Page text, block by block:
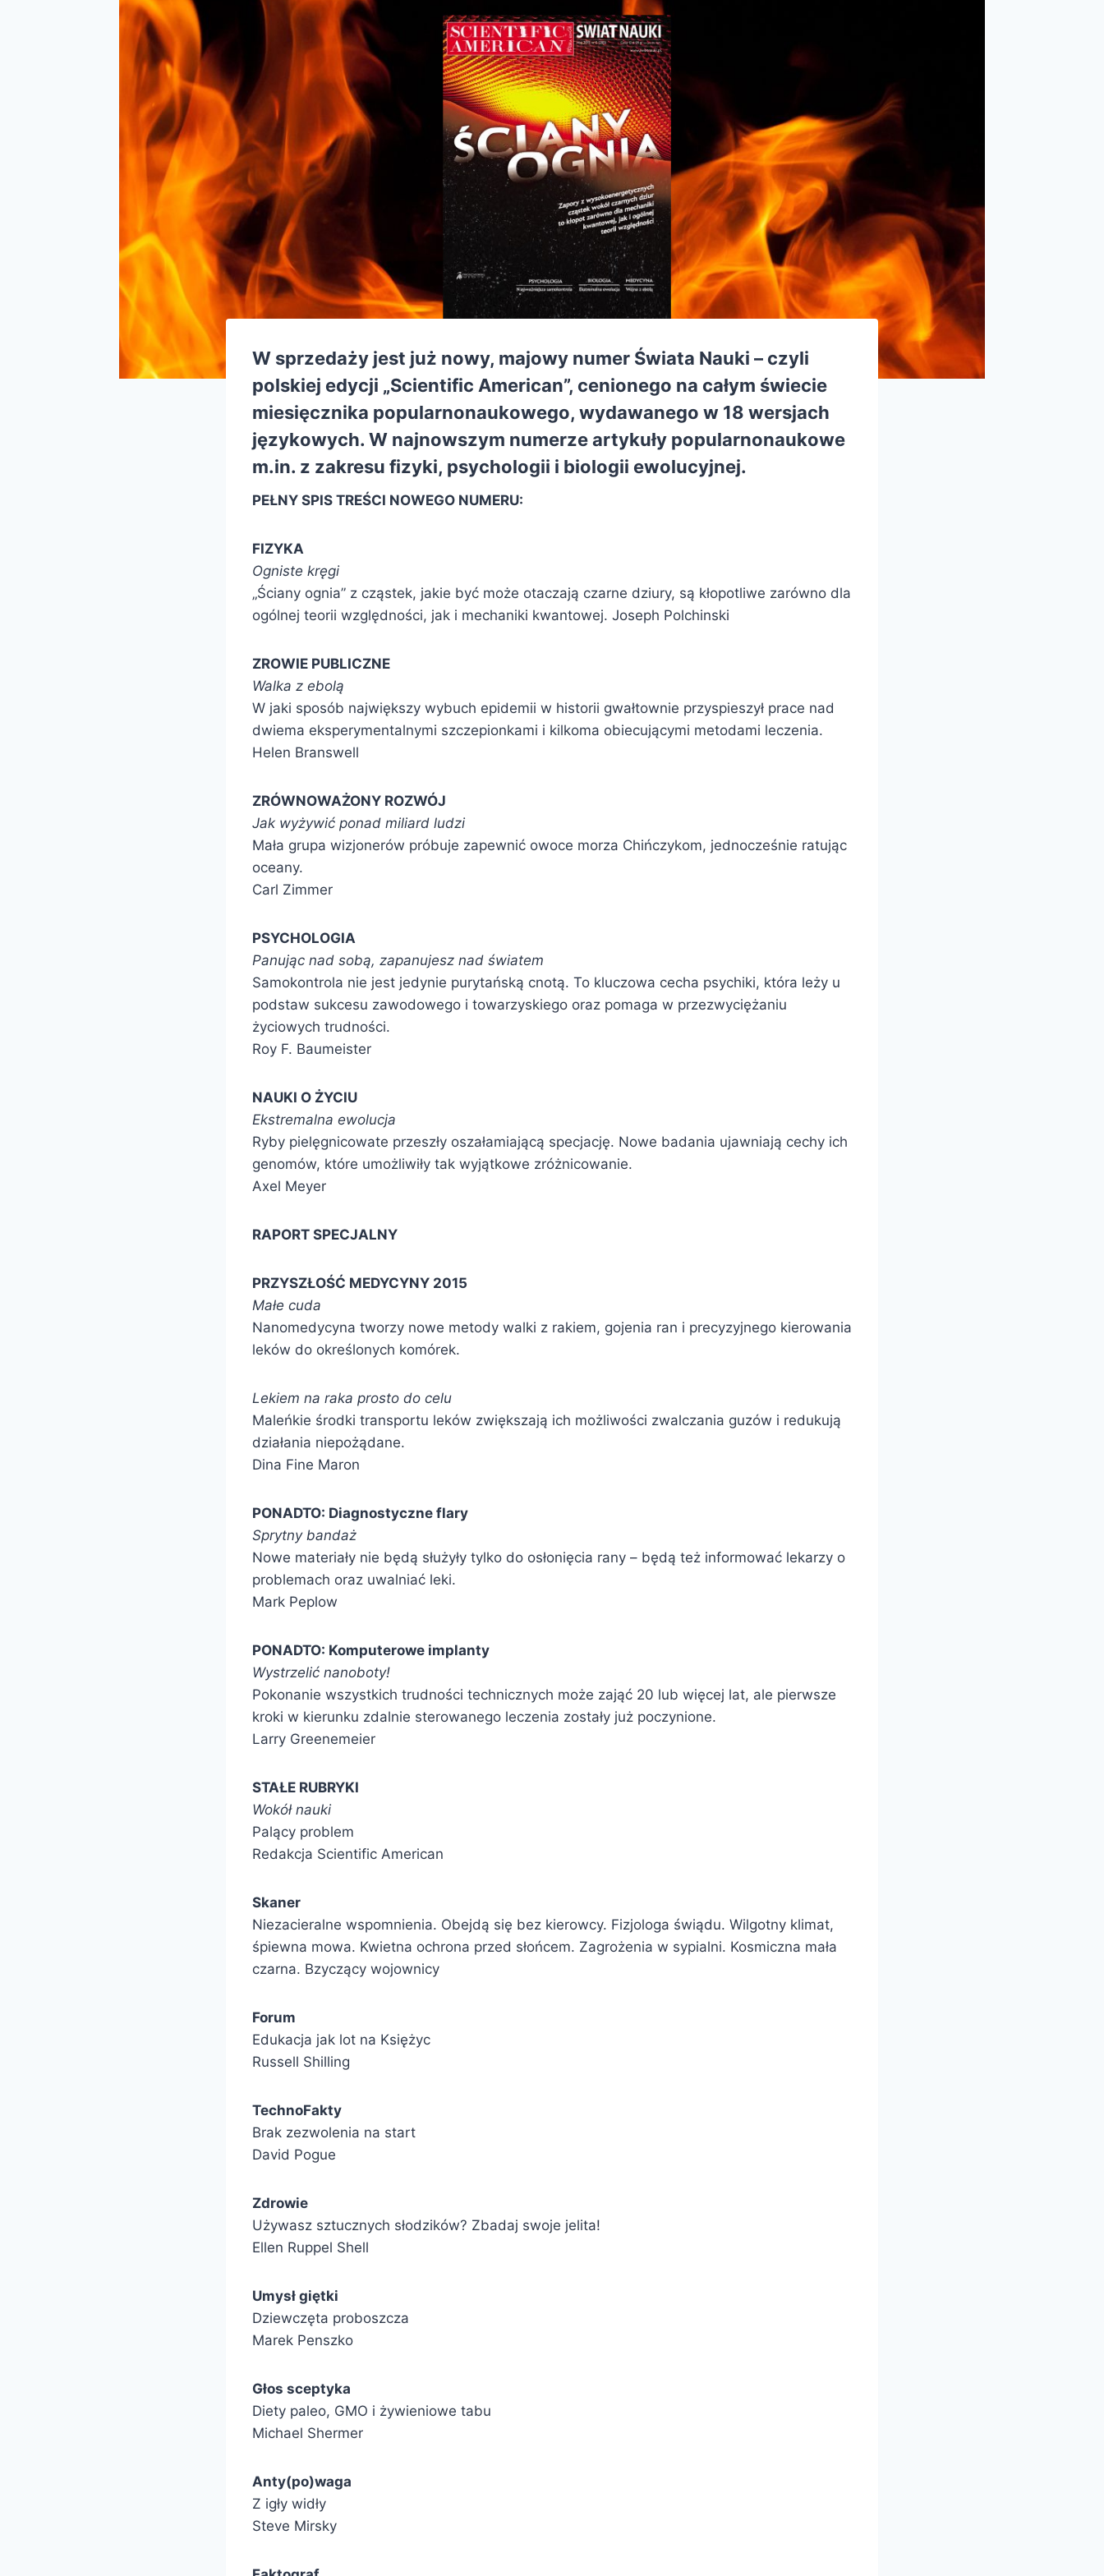
W sprzedaży jest już nowy, majowy numer Świata Nauki – czyli
polskiej edycji „Scientific American”, cenionego na całym świecie
miesięcznika popularnonaukowego, wydawanego w 18 wersjach
językowych. W najnowszym numerze artykuły popularnonaukowe
m.in. z zakresu fizyki, psychologii i biologii ewolucyjnej.
PEŁNY SPIS TREŚCI NOWEGO NUMERU:
FIZYKA
Ogniste kręgi
„Ściany ognia” z cząstek, jakie być może otaczają czarne dziury, są kłopotliwe zarówno dla
ogólnej teorii względności, jak i mechaniki kwantowej. Joseph Polchinski
ZROWIE PUBLICZNE
Walka z ebolą
W jaki sposób największy wybuch epidemii w historii gwałtownie przyspieszył prace nad
dwiema eksperymentalnymi szczepionkami i kilkoma obiecującymi metodami leczenia.
Helen Branswell
ZRÓWNOWAŻONY ROZWÓJ
Jak wyżywić ponad miliard ludzi
Mała grupa wizjonerów próbuje zapewnić owoce morza Chińczykom, jednocześnie ratując
oceany.
Carl Zimmer
PSYCHOLOGIA
Panując nad sobą, zapanujesz nad światem
Samokontrola nie jest jedynie purytańską cnotą. To kluczowa cecha psychiki, która leży u
podstaw sukcesu zawodowego i towarzyskiego oraz pomaga w przezwyciężaniu
życiowych trudności.
Roy F. Baumeister
NAUKI O ŻYCIU
Ekstremalna ewolucja
Ryby pielęgnicowate przeszły oszałamiającą specjację. Nowe badania ujawniają cechy ich
genomów, które umożliwiły tak wyjątkowe zróżnicowanie.
Axel Meyer
RAPORT SPECJALNY
PRZYSZŁOŚĆ MEDYCYNY 2015
Małe cuda
Nanomedycyna tworzy nowe metody walki z rakiem, gojenia ran i precyzyjnego kierowania
leków do określonych komórek.
Lekiem na raka prosto do celu
Maleńkie środki transportu leków zwiększają ich możliwości zwalczania guzów i redukują
działania niepożądane.
Dina Fine Maron
PONADTO: Diagnostyczne flary
Sprytny bandaż
Nowe materiały nie będą służyły tylko do osłonięcia rany – będą też informować lekarzy o
problemach oraz uwalniać leki.
Mark Peplow
PONADTO: Komputerowe implanty
Wystrzelić nanoboty!
Pokonanie wszystkich trudności technicznych może zająć 20 lub więcej lat, ale pierwsze
kroki w kierunku zdalnie sterowanego leczenia zostały już poczynione.
Larry Greenemeier
STAŁE RUBRYKI
Wokół nauki
Palący problem
Redakcja Scientific American
Skaner
Niezacieralne wspomnienia. Obejdą się bez kierowcy. Fizjologa świądu. Wilgotny klimat,
śpiewna mowa. Kwietna ochrona przed słońcem. Zagrożenia w sypialni. Kosmiczna mała
czarna. Bzyczący wojownicy
Forum
Edukacja jak lot na Księżyc
Russell Shilling
TechnoFakty
Brak zezwolenia na start
David Pogue
Zdrowie
Używasz sztucznych słodzików? Zbadaj swoje jelita!
Ellen Ruppel Shell
Umysł giętki
Dziewczęta proboszcza
Marek Penszko
Głos sceptyka
Diety paleo, GMO i żywieniowe tabu
Michael Shermer
Anty(po)waga
Z igły widły
Steve Mirsky